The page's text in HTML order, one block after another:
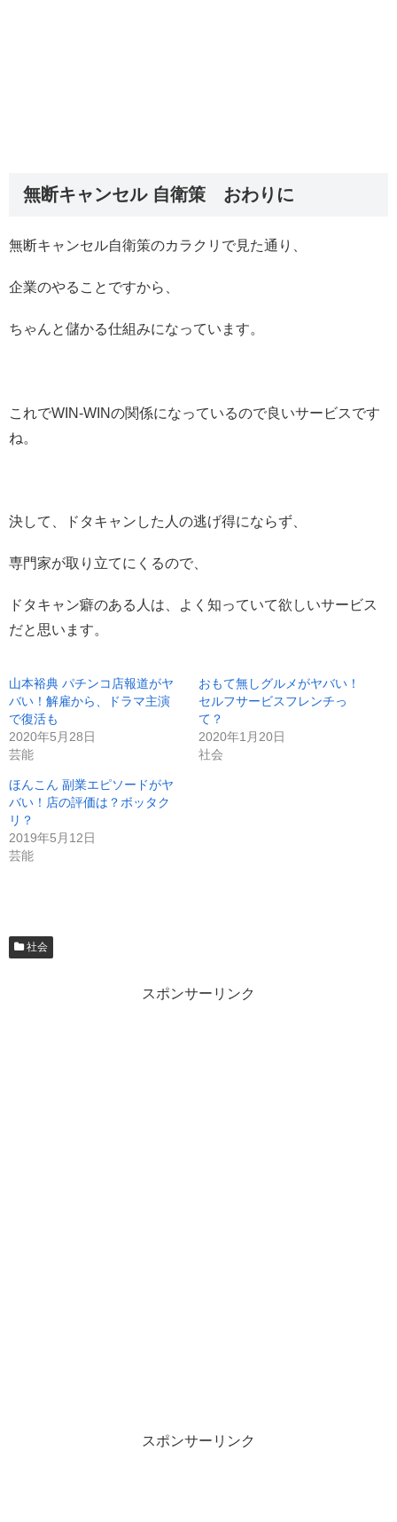
無断キャンセル 自衛策 おわりに
無断キャンセル自衛策のカラクリで見た通り、
企業のやることですから、
ちゃんと儲かる仕組みになっています。
これでWIN-WINの関係になっているので良いサービスです
ね。
決して、ドタキャンした人の逃げ得にならず、
専門家が取り立てにくるので、
ドタキャン癖のある人は、よく知っていて欲しいサービス
だと思います。
山本裕典 パチンコ店報道がヤ
バい！解雇から、ドラマ主演
で復活も
2020年5月28日
芸能
おもて無しグルメがヤバい！
セルフサービスフレンチっ
て？
2020年1月20日
社会
ほんこん 副業エピソードがヤ
バい！店の評価は？ボッタク
リ？
2019年5月12日
芸能
社会
スポンサーリンク
スポンサーリンク